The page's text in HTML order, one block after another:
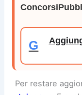
G
Per restare